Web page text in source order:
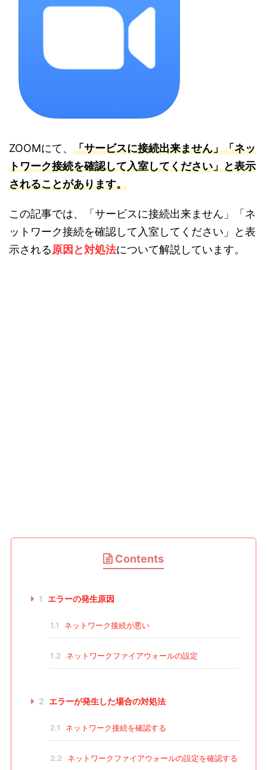
ZOOMにて、 「サービスに接続出来ません」「ネッ
トワーク接続を確認して入室してください」と表示
されることがあります。
この記事では、「サービスに接続出来ません」「ネ
ットワーク接続を確認して入室してください」と表
示される原因と対処法について解説しています。
Contents
1 エラーの発生原因
1.1 ネットワーク接続が悪い
1.2 ネットワークファイアウォールの設定
2 エラーが発生した場合の対処法
2.1 ネットワーク接続を確認する
2.2 ネットワークファイアウォールの設定を確認する